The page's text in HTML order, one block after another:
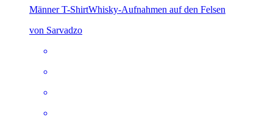
Männer T-ShirtWhisky-Aufnahmen auf den Felsen
von Sarvadzo